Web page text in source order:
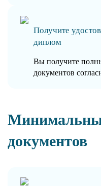
Получите
диплом
Вы получите
документов
документов